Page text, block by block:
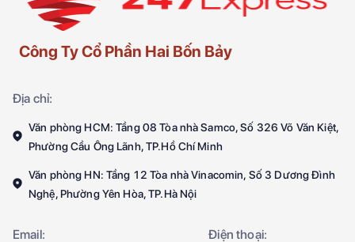
Công Ty Cổ Phần Hai Bốn Bảy
Địa chỉ:
Văn phòng HCM: Tầng 08 Tòa nhà Samco, Số 326 Võ Văn Kiệt,
Phường Cầu Ông Lãnh, TP.Hồ Chí Minh
Văn phòng HN: Tầng 12 Tòa nhà Vinacomin, Số 3 Dương Đình
Nghệ, Phường Yên Hòa, TP.Hà Nội
Email:
Điện thoại: